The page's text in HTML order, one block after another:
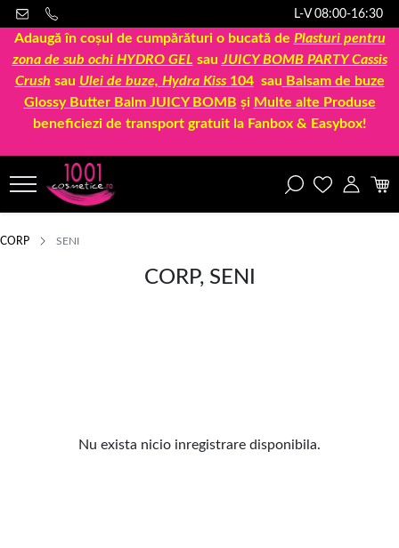
L-V 08:00-16:30
Adaugă în coșul de cumpărături o bucată de Plasturi pentru
zona de sub ochi HYDRO GEL sau JUICY BOMB PARTY Cassis
Crush sau Ulei de buze, Hydra Kiss 104sau Balsam de buze
Glossy Butter Balm JUICY BOMB și Multe alte Produse
beneficiezi de transport gratuit la Fanbox & Easybox!
CORP SENI
CORP, SENI
Nu exista nicio inregistrare disponibila.